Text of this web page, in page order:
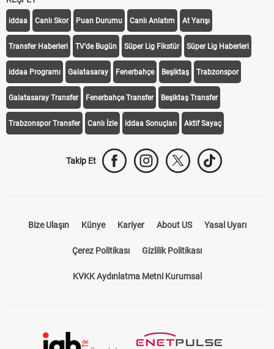
iddaa Canlı Skor Puan Durumu Canlı Anlatım At Yarışı
Transfer Haberleri TV'de Bugün Süper Lig Fikstür Süper Lig Haberleri
iddaa Programı Galatasaray Fenerbahçe Beşiktaş Trabzonspor
Galatasaray Transfer Fenerbahçe Transfer Beşiktaş Transfer
Trabzonspor Transfer Canlı İzle iddaa Sonuçları Aktif Sayaç
Takip Et
Bize Ulaşın Künye Kariyer About US Yasal Uyarı
Çerez Politikası Gizlilik Politikası
KVKK Aydınlatma Metni Kurumsal